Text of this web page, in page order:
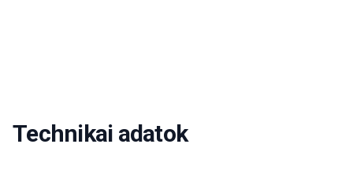
Technikai adatok